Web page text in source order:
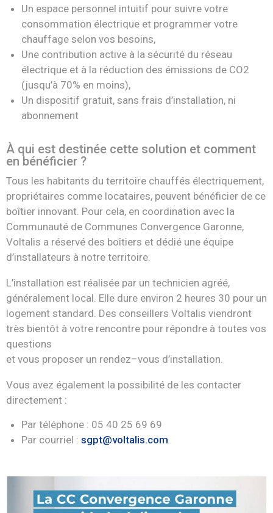
Un espace personnel intuitif pour suivre votre
consommation électrique et programmer votre
chauffage selon vos besoins,
Une contribution active à la sécurité du réseau
électrique et à la réduction des émissions de CO2
(jusqu’à 70% en moins),
Un dispositif gratuit, sans frais d’installation, ni
abonnement
À qui est destinée cette solution et comment
en bénéficier ?
Tous les habitants du territoire chauffés électriquement,
propriétaires comme locataires, peuvent bénéficier de ce
boîtier innovant. Pour cela, en coordination avec la
Communauté de Communes Convergence Garonne,
Voltalis a réservé des boîtiers et dédié une équipe
d’installateurs à notre territoire.
L’installation est réalisée par un technicien agréé,
généralement local. Elle dure environ 2 heures 30 pour un
logement standard. Des conseillers Voltalis viendront
très bientôt à votre rencontre pour répondre à toutes vos
questions
et vous proposer un rendez–vous d’installation.
Vous avez également la possibilité de les contacter
directement :
Par téléphone : 05 40 25 69 69
Par courriel : sgpt@voltalis.com